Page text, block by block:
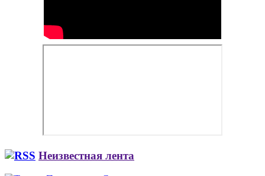
Неизвестная лента